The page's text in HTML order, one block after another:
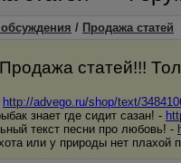
/ Продажа статей
Продажа статей!!!
http://advego.ru/shop/text/
знает где сидит сазан! -
текст песни про любовь! -
или у природы нет плахой